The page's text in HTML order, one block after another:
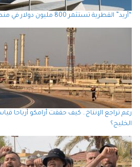
“أريد” القطرية تستثمر 800 مليون دولار في منصة للذكاء الاصطناعي
رغم تراجع الإنتاج.. كيف حققت أرامكو أرباحا
الخليج؟